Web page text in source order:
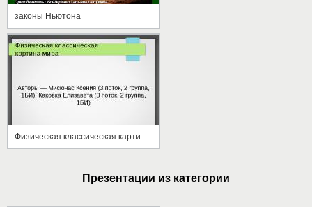
законы Ньютона
Презентации из категории